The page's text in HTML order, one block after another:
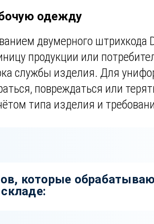
одежду
двумерного штрихкода
продукции или
службы изделия. Для
повреждаться или
типа изделия и
которые